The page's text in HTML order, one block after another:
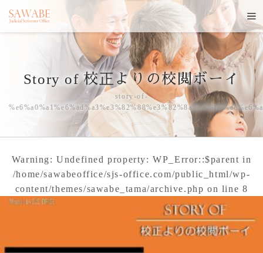
Story of 校正よりの校閲ボーイ
story-of-
Warning: Undefined property: WP_Error::$parent in
/home/sawabeoffice/sjs-office.com/public_html/wp-
content/themes/sawabe_tama/archive.php on line 8